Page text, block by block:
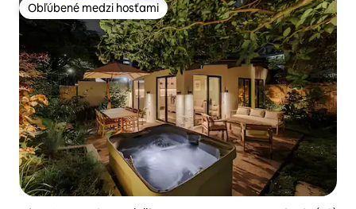
Obľúbené medzi hosťami
Obľúbené medzi hosťami